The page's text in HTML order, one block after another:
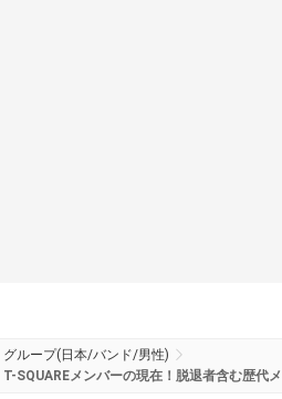
グループ(日本/バンド/男性)
T-SQUAREメンバーの現在！脱退者含む歴代